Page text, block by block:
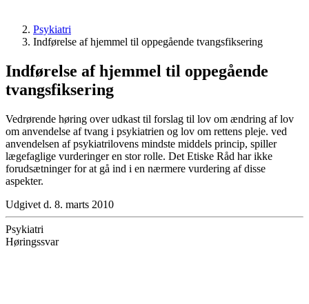
Psykiatri
Indførelse af hjemmel til oppegående tvangsfiksering
Indførelse af hjemmel til oppegående
tvangsfiksering
Vedrørende høring over udkast til forslag til lov om ændring af lov
om anvendelse af tvang i psykiatrien og lov om rettens pleje. ved
anvendelsen af psykiatrilovens mindste middels princip, spiller
lægefaglige vurderinger en stor rolle. Det Etiske Råd har ikke
forudsætninger for at gå ind i en nærmere vurdering af disse
aspekter.
Udgivet d. 8. marts 2010
Psykiatri
Høringssvar